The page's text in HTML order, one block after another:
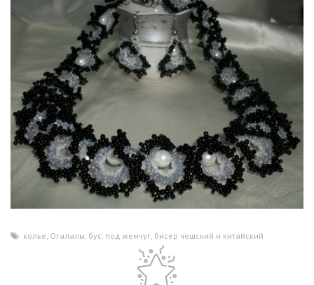
колье Огалалы бус. под жемчуг бисер чешский и китайский